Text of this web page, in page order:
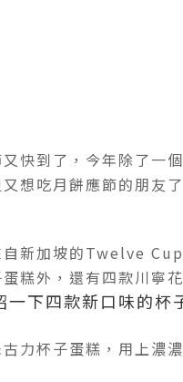
又快到了，今年除了一
想吃月餅應節的朋友了
自新加坡的Twelve
糕外，還有四款川寧
一下四款新口味的杯
力杯子蛋糕 ， 用上濃